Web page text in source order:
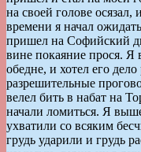
на своей голове
времени я начал
пришел на Софийский
вине покаяние прося. Я
обедне, и хотел его
разрешительные
велел бить в набат на
начали ломиться. Я
ухватили со всяким
грудь ударили и грудь